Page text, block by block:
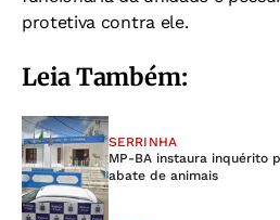
protetiva contra ele.
Leia Também:
SERRINHA
MP-BA instaura inquérito
abate de animais